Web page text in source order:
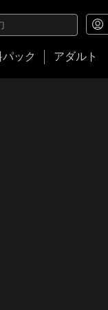
ック アダルト